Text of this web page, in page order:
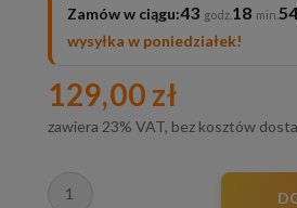
Zamów w ciągu:43 18 53
wysyłka w poniedziałek!
129,00 zł
zawiera 23% VAT, bez kosztów